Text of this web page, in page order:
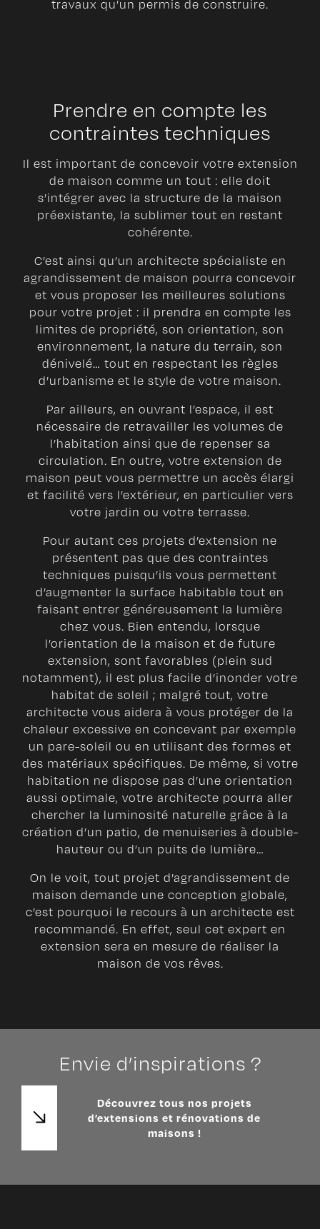
travaux qu’un permis de construire.
Prendre en compte les
contraintes techniques
Il est important de concevoir votre extension
de maison comme un tout : elle doit
s’intégrer avec la structure de la maison
préexistante, la sublimer tout en restant
cohérente.
C’est ainsi qu’un architecte spécialiste en
agrandissement de maison pourra concevoir
et vous proposer les meilleures solutions
pour votre projet : il prendra en compte les
limites de propriété, son orientation, son
environnement, la nature du terrain, son
dénivelé… tout en respectant les règles
d’urbanisme et le style de votre maison.
Par ailleurs, en ouvrant l’espace, il est
nécessaire de retravailler les volumes de
l’habitation ainsi que de repenser sa
circulation. En outre, votre extension de
maison peut vous permettre un accès élargi
et facilité vers l’extérieur, en particulier vers
votre jardin ou votre terrasse.
Pour autant ces projets d’extension ne
présentent pas que des contraintes
techniques puisqu’ils vous permettent
d’augmenter la surface habitable tout en
faisant entrer généreusement la lumière
chez vous. Bien entendu, lorsque
l’orientation de la maison et de future
extension, sont favorables (plein sud
notamment), il est plus facile d’inonder votre
habitat de soleil ; malgré tout, votre
architecte vous aidera à vous protéger de la
chaleur excessive en concevant par exemple
un pare-soleil ou en utilisant des formes et
des matériaux spécifiques. De même, si votre
habitation ne dispose pas d’une orientation
aussi optimale, votre architecte pourra aller
chercher la luminosité naturelle grâce à la
création d’un patio, de menuiseries à double-
hauteur ou d’un puits de lumière…
On le voit, tout projet d’agrandissement de
maison demande une conception globale,
c’est pourquoi le recours à un architecte est
recommandé. En effet, seul cet expert en
extension sera en mesure de réaliser la
maison de vos rêves.
Envie d’inspirations ?
Découvrez tous nos projets
d’extensions et rénovations de
maisons !